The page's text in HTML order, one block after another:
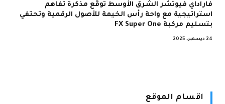
فاراداي فيوتشر الشرق الأوسط توقّع مذكرة تفاهم
استراتيجية مع واحة رأس الخيمة للأصول الرقمية وتحتفي
بتسليم مركبة FX Super One
24 ديسمبر، 2025
اقسام الموقع